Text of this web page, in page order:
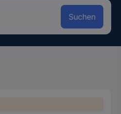
Suchen